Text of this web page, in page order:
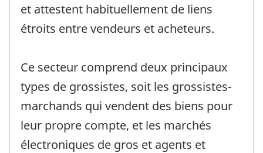
et attestent habituellement de liens
étroits entre vendeurs et acheteurs.
Ce secteur comprend deux principaux
types de grossistes, soit les grossistes-
marchands qui vendent des biens pour
leur propre compte, et les marchés
électroniques de gros et agents et